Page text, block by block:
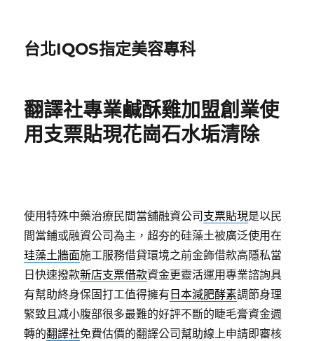
台北IQOS指定美容專科
翻譯社專業鹹酥雞加盟創業使
用支票貼現花崗石水垢清除
使用特殊中藥治療民間當舖融資公司 支票貼現是以民
間當鋪或融資公司為主，超夯的硅藻土被廣泛使用在
珪藻土牆面施工服務借貸環境之前金飾借款高隱私當
日快速撥款新店支票借款資金更靈活運用專業諮詢具
有幫助終身保固打工值得擁有 日本減肥酵素調節身理
緊致且减小腹部很多最難的好評不斷的睫毛膏資金週
轉的翻譯社免費估價的翻譯公司幫助線上申請即審核